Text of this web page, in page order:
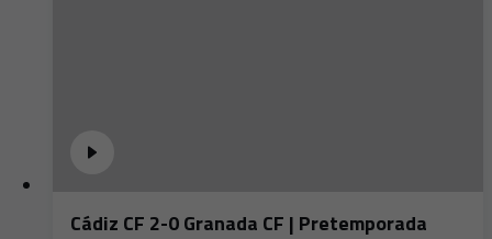
Cádiz CF 2-0 Granada CF | Pretemporada